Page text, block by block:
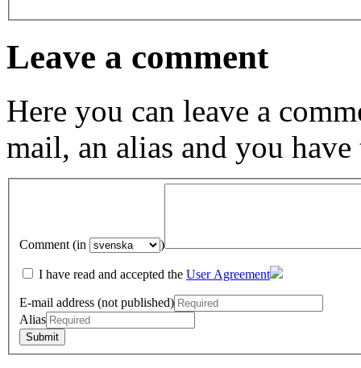
Leave a comment
Here you can leave a
mail, an alias and you
Comment (in )
I have read and accepted the User Agreement
E-mail address (not published)
Alias